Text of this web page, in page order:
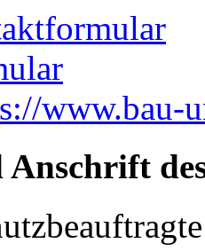
www.bau-
Anschrift